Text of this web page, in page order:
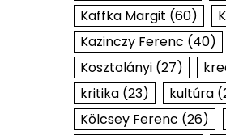
Kaffka Margit (60)
Kazinczy Ferenc (40)
Kosztolányi(27)
kritika(23) kultúra
Kölcsey Ferenc (26)